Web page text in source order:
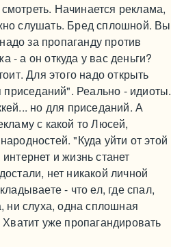
Начинается реклама,
слушать. Бред сплошной. Вы
за пропаганду против
- а он откуда у вас деньги?
Для этого надо открыть
Реально - идиоты.
но для приседаний. А
с какой то Люсей,
"Куда уйти от этой
и жизнь станет
нет никакой личной
- что ел, где спал,
ни слуха, одна сплошная
уже пропагандировать